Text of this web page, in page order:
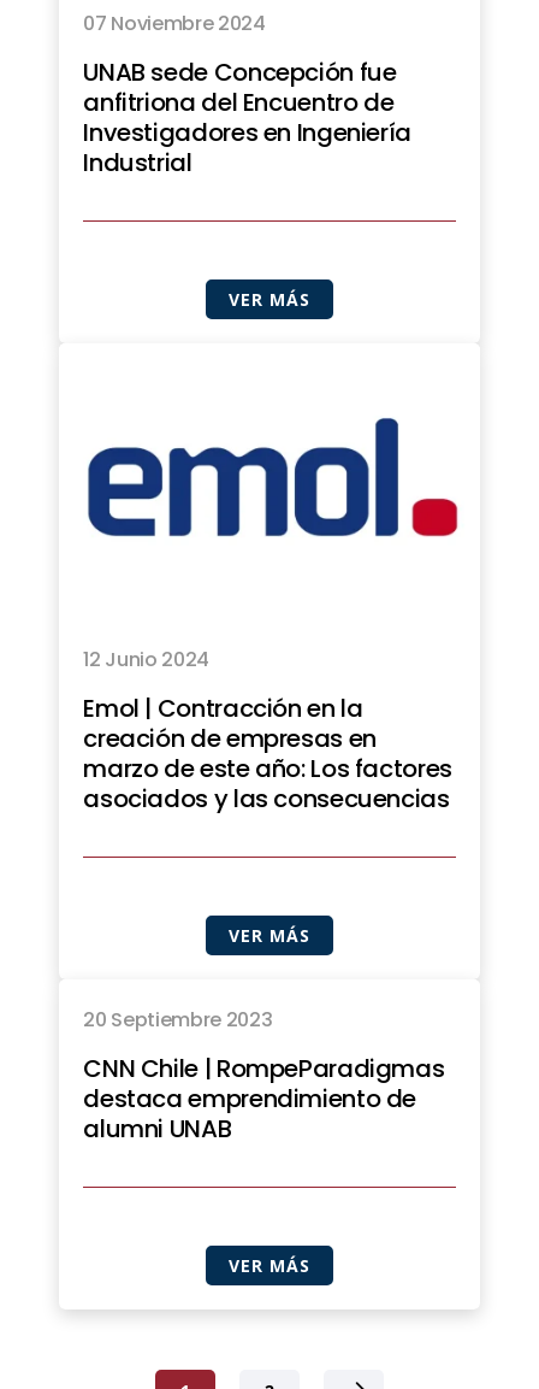
07 Noviembre 2024
UNAB sede Concepción fue
anfitriona del Encuentro de
Investigadores en Ingeniería
Industrial
VER MÁS
12 Junio 2024
Emol | Contracción en la
creación de empresas en
marzo de este año: Los factores
asociados y las consecuencias
VER MÁS
20 Septiembre 2023
CNN Chile | RompeParadigmas
destaca emprendimiento de
alumni UNAB
VER MÁS